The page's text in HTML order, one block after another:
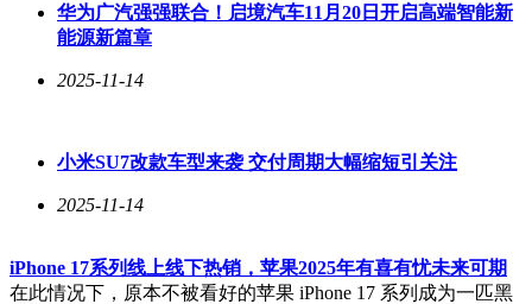
华为广汽强强联合！启境汽车11月20日开启高端智能新
能源新篇章
2025-11-14
小米SU7改款车型来袭 交付周期大幅缩短引关注
2025-11-14
iPhone 17系列线上线下热销，苹果2025年有喜有忧未来可期
在此情况下，原本不被看好的苹果 iPhone 17 系列成为一匹黑